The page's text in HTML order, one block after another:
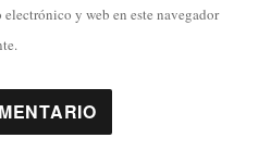
electrónico y web en este navegador